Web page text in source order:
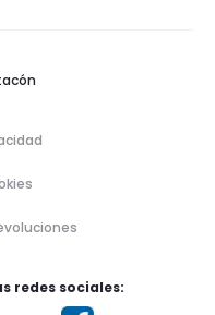
redes sociales: